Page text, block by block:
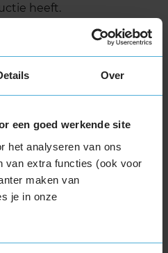
Over
een goed werkende site
het analyseren van ons
van extra functies (ook voor
maken van
je in onze
heeft.
over het
band, klik danhier
band
A/T 001